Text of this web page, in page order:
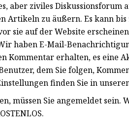
aber ziviles
Artikeln zu äußern. Es kann
sie auf der Website
haben E-Mail-
Kommentar erhalten, es eine
dem Sie folgen,
finden Sie in
müssen Sie angemeldet sein.